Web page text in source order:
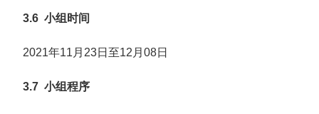
3.6 小组时间
2021年11月23日至12月08日
3.7 小组程序